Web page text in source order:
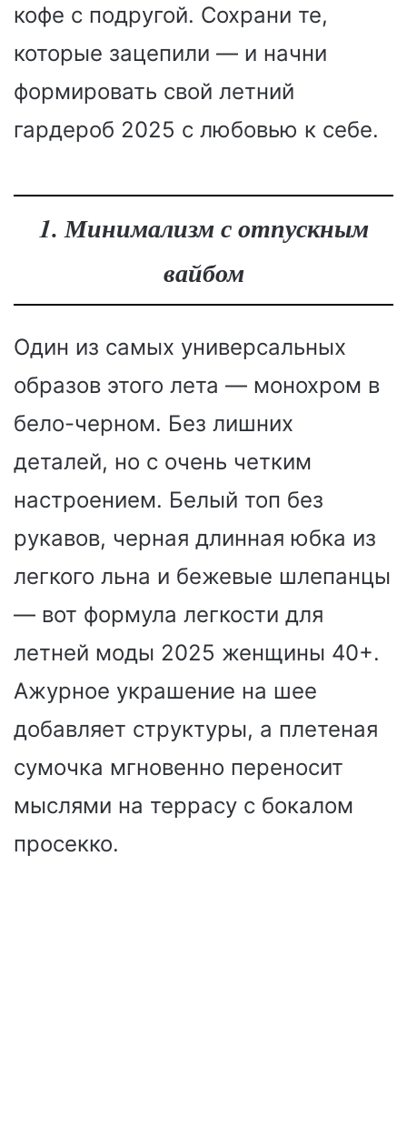
кофе с подругой. Сохрани те,
которые зацепили — и начни
формировать свой летний
гардероб 2025 с любовью к себе.
1. Минимализм с отпускным
вайбом
Один из самых универсальных
образов этого лета — монохром в
бело-черном. Без лишних
деталей, но с очень четким
настроением. Белый топ без
рукавов, черная длинная юбка из
легкого льна и бежевые шлепанцы
— вот формула легкости для
летней моды 2025 женщины 40+.
Ажурное украшение на шее
добавляет структуры, а плетеная
сумочка мгновенно переносит
мыслями на террасу с бокалом
просекко.